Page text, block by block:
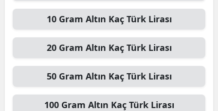
10 Gram Altın Kaç Türk Lirası
20 Gram Altın Kaç Türk Lirası
50 Gram Altın Kaç Türk Lirası
100 Gram Altın Kaç Türk Lirası